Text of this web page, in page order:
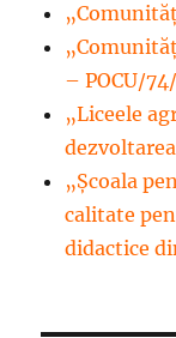
– POCU/
„Liceele
„Școala
calitate
didactice